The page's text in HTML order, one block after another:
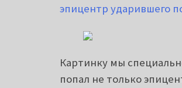
эпицентр ударившего
Картинку мы
попал не только